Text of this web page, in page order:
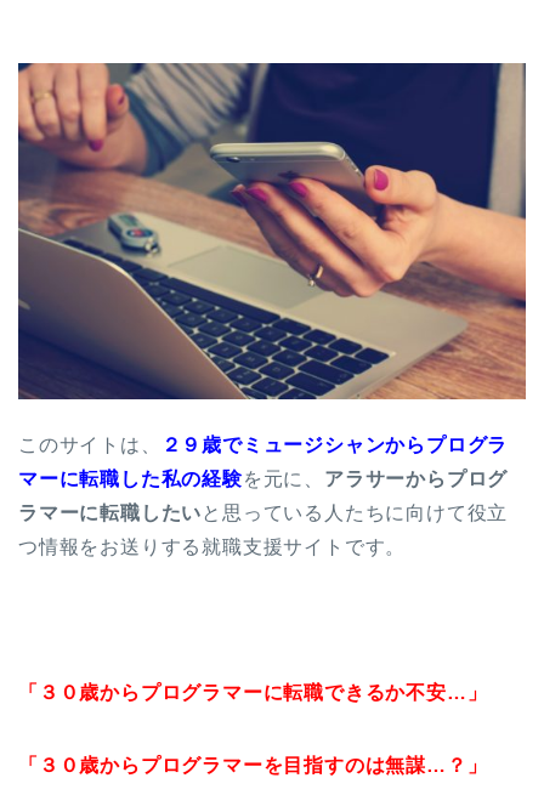
このサイトは、
２９歳でミュージシャンからプログラ
マーに転職した私の経験を元に、 アラサーからプログ
ラマーに転職したい と思っている人たちに向けて役立
つ情報をお送りする就職支援サイトです。
「３０歳からプログラマーに転職できるか不安…」
「３０歳からプログラマーを目指すのは無謀…？」